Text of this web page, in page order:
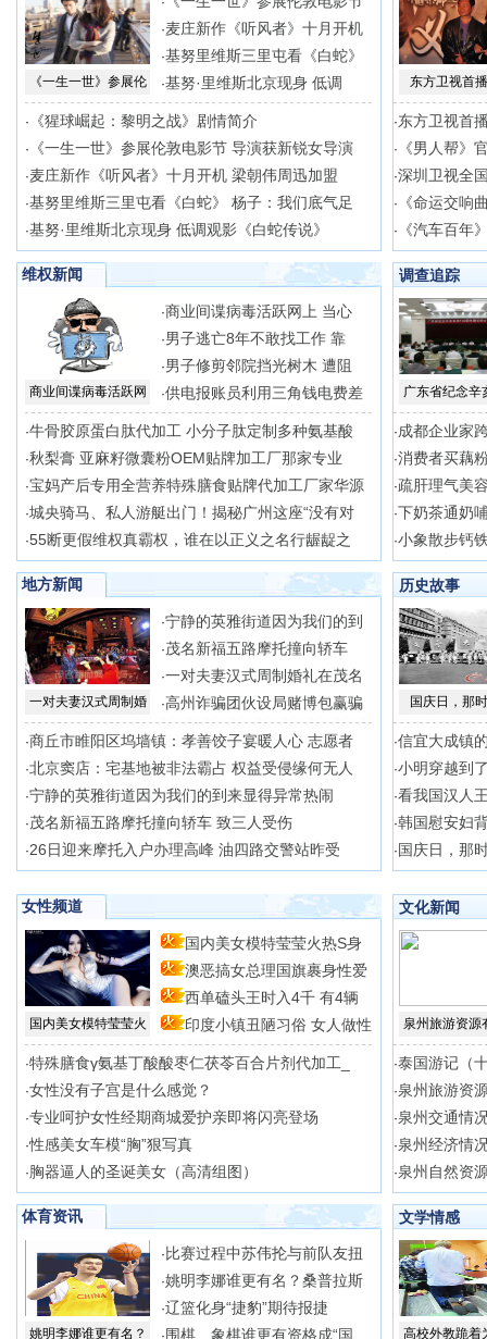
《一生一世》参展伦
·麦庄新作《听风者》十月开机
·基努里维斯三里屯看《白蛇》
·基努·里维斯北京现身 低调
· 《猩球崛起：黎明之战》剧情简介
· 《一生一世》参展伦敦电影节 导演获新锐女导演
·麦庄新作《听风者》十月开机 梁朝伟周迅加盟
·基努里维斯三里屯看《白蛇》 杨子：我们底气足
·基努·里维斯北京现身 低调观影《白蛇传说》
东方卫视首
·东方卫视首
· 《男人帮》
·深圳卫视全
· 《命运交响
· 《汽车百年
维权新闻
商业间谍病毒活跃网
·商业间谍病毒活跃网上 当心
·男子逃亡8年不敢找工作 靠
·男子修剪邻院挡光树木 遭阻
·供电报账员利用三角钱电费差
·牛骨胶原蛋白肽代加工 小分子肽定制多种氨基酸
·秋梨膏 亚麻籽微囊粉OEM贴牌加工厂那家专业
·宝妈产后专用全营养特殊膳食贴牌代加工厂家华源
·城央骑马、私人游艇出门！揭秘广州这座“没有对
·55断更假维权真霸权，谁在以正义之名行龌龊之
调查追踪
广东省纪念辛
·成都企业家
·消费者买藕
·疏肝理气美
·下奶茶通奶
·小象散步钙
地方新闻
一对夫妻汉式周制婚
·宁静的英雅街道因为我们的到
·茂名新福五路摩托撞向轿车
·一对夫妻汉式周制婚礼在茂名
·高州诈骗团伙设局赌博包赢骗
·商丘市睢阳区坞墙镇：孝善饺子宴暖人心 志愿者
·北京窦店：宅基地被非法霸占 权益受侵缘何无人
·宁静的英雅街道因为我们的到来显得异常热闹
·茂名新福五路摩托撞向轿车 致三人受伤
·26日迎来摩托入户办理高峰 油四路交警站昨受
历史故事
国庆日，那
·信宜大成镇
·小明穿越到
·看我国汉人
·韩国慰安妇
· 国庆日，那
女性频道
国内美女模特莹莹火
国内美女模特莹莹火热S身
型 澳恶搞女总理国旗裹身性爱
场 西单磕头王时入4千 有4辆
印度小镇丑陋习俗 女人做性
·特殊膳食γ氨基丁酸酸枣仁茯苓百合片剂代加工_
·女性没有子宫是什么感觉？
·专业呵护女性经期商城爱护亲即将闪亮登场
·性感美女车模“胸”狠写真
· 胸器逼人的圣诞美女（高清组图）
文化新闻
泉州旅游资源
·泰国游记（
·泉州旅游资
·泉州交通情
·泉州经济情
·泉州自然资
体育资讯
姚明李娜谁更有名？
· 比赛过程中苏伟抡与前队友扭
·姚明李娜谁更有名？桑普拉斯
·辽篮化身“捷豹”期待报捷
· 围棋、象棋谁更有资格成“国
文学情感
高校外教跪着